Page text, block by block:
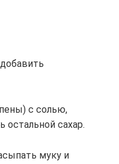
с солью,
сахар.
муку и